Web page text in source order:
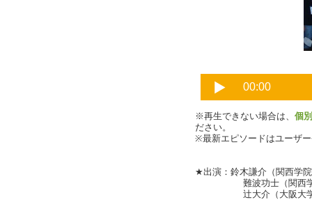
※再生できない場合は、 個
ださい。
※最新エピソードはユーザ
★出演：鈴木謙介（関西学
難波功士（関西学院
辻大介（大阪大学